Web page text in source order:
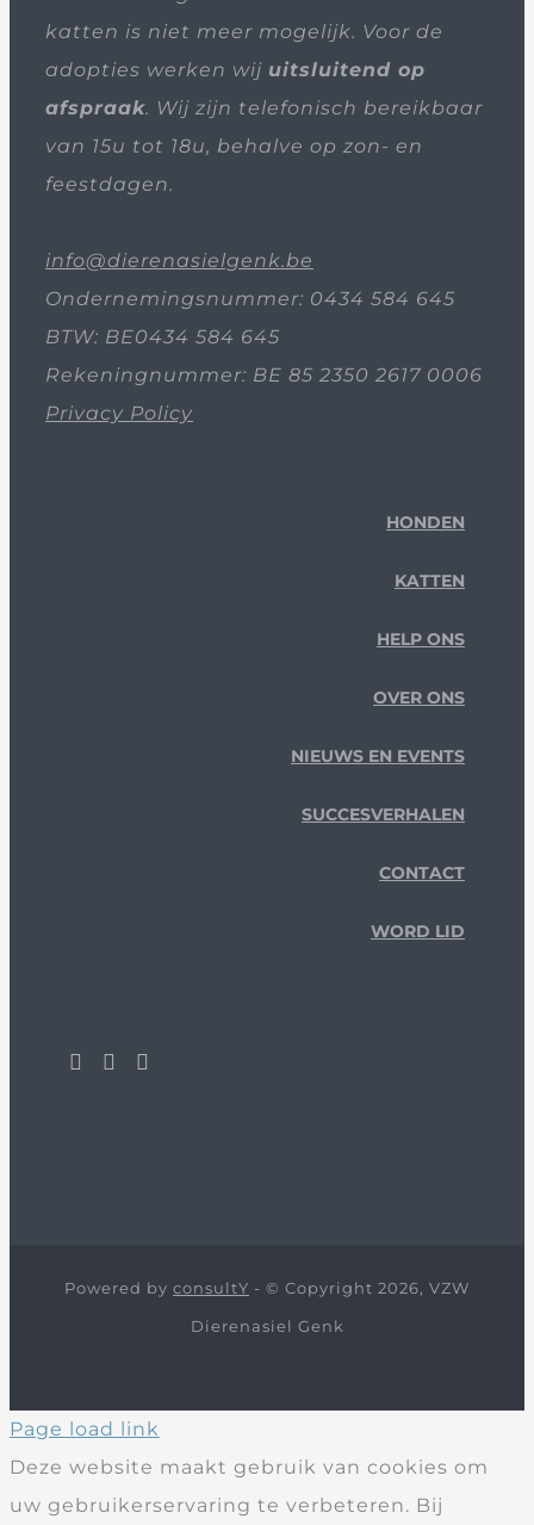
katten is niet meer mogelijk. Voor de
adopties werken wij uitsluitend op
afspraak. Wij zijn telefonisch bereikbaar
van 15u tot 18u, behalve op zon- en
feestdagen.
info@dierenasielgenk.be
Ondernemingsnummer: 0434 584 645
BTW: BE0434 584 645
Rekeningnummer: BE 85 2350 2617 0006
Privacy Policy
HONDEN
KATTEN
HELP ONS
OVER ONS
NIEUWS EN EVENTS
SUCCESVERHALEN
CONTACT
WORD LID
Powered by consultY - © Copyright 2026, VZW
Dierenasiel Genk
Page load link
Deze website maakt gebruik van cookies om
uw gebruikerservaring te verbeteren. Bij